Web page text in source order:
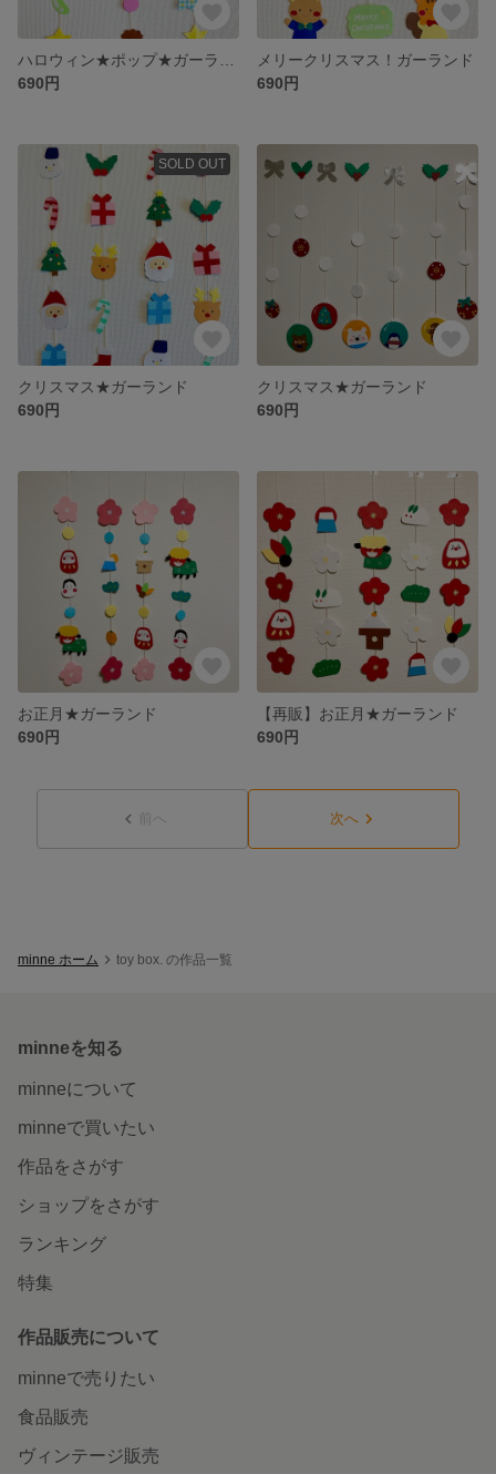
690円
メリークリスマス！ガーランド
690円
SOLD OUT
クリスマス★ガーランド
690円
クリスマス★ガーランド
690円
お正月★ガーランド
690円
【再販】お正月★ガーランド
690円
前へ 次へ
minne ホーム toy box. の作品一覧
minneを知る
minneについて
minneで買いたい
作品をさがす
ショップをさがす
ランキング
特集
作品販売について
minneで売りたい
食品販売
ヴィンテージ販売